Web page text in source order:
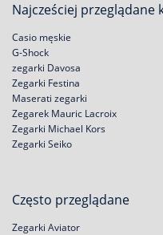
Najcześciej przeglądane
Casio męskie
G-Shock
zegarki Davosa
Zegarki Festina
Maserati zegarki
Zegarek Mauric Lacroix
Zegarki Michael Kors
Zegarki Seiko
Często przeglądane
Zegarki Aviator